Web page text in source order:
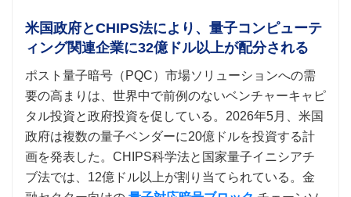
米国政府とCHIPS法により、量子コンピューテ
ィング関連企業に32億ドル以上が配分される
ポスト量子暗号（PQC）市場ソリューションへの需
要の高まりは、世界中で前例のないベンチャーキャピ
タル投資と政府投資を促している。2026年5月、米国
政府は複数の量子ベンダーに20億ドルを投資する計
画を発表した。CHIPS科学法と国家量子イニシアチ
ブ法では、12億ドル以上が割り当てられている。金